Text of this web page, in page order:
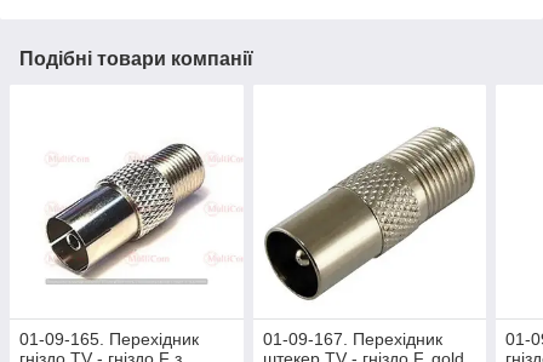
Подібні товари компанії
01-09-165. Перехідник
01-09-167. Перехідник
01-